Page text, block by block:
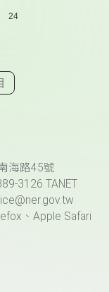
24
集
海路45號
3126 TANET
、Apple Safari